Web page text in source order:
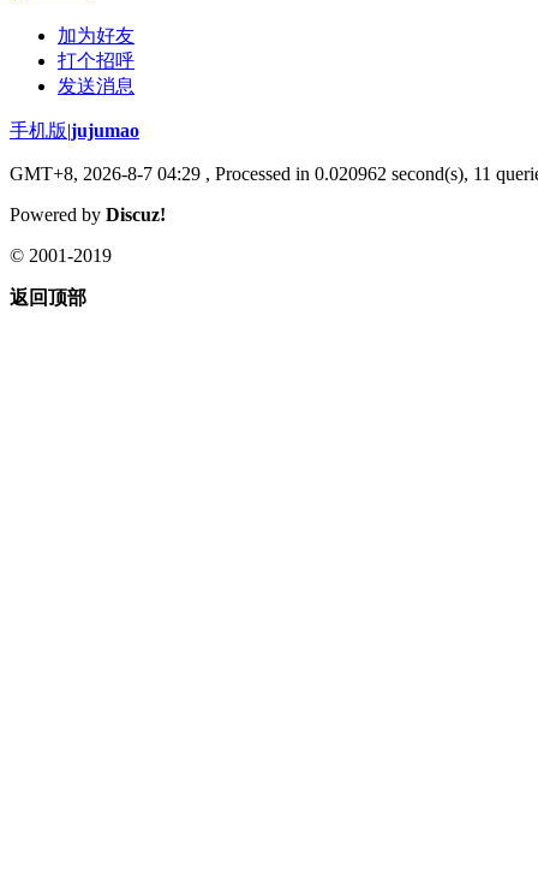
加为好友
打个招呼
发送消息
手机版|jujumao
GMT+8, 2026-8-7 04:29 , Processed in 0.020962 second(s), 11
Powered by Discuz!
© 2001-2019
返回顶部